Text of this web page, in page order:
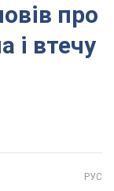
про
і втечу
РУС